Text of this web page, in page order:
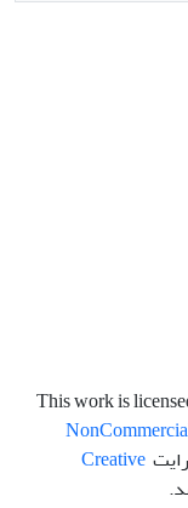
Creative